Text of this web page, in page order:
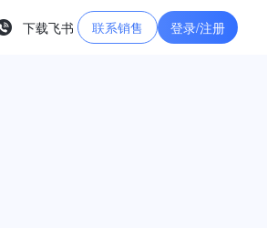
下载飞书 联系销售 登录/注册